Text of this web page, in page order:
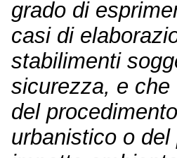
grado di
casi di
stabilimenti
sicurezza, e
del
urbanistico o